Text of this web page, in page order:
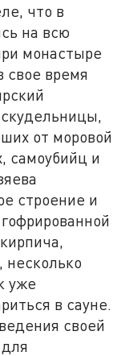
что в
на всю
монастыре
свое время
от моровой
самоубийц и
строение и
несколько
уже
в сауне.
своей